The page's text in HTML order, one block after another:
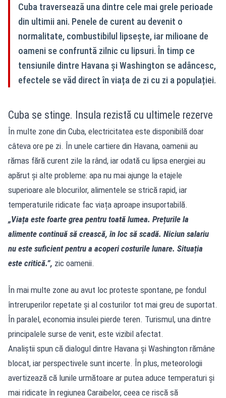
Cuba traversează una dintre cele mai grele perioade
din ultimii ani. Penele de curent au devenit o
normalitate, combustibilul lipsește, iar milioane de
oameni se confruntă zilnic cu lipsuri. În timp ce
tensiunile dintre Havana și Washington se adâncesc,
efectele se văd direct în viața de zi cu zi a populației.
Cuba se stinge. Insula rezistă cu ultimele rezerve
În multe zone din Cuba, electricitatea este disponibilă doar
câteva ore pe zi. În unele cartiere din Havana, oamenii au
rămas fără curent zile la rând, iar odată cu lipsa energiei au
apărut și alte probleme: apa nu mai ajunge la etajele
superioare ale blocurilor, alimentele se strică rapid, iar
temperaturile ridicate fac viața aproape insuportabilă.
„Viața este foarte grea pentru toată lumea. Prețurile la
alimente continuă să crească, în loc să scadă. Niciun salariu
nu este suficient pentru a acoperi costurile lunare. Situația
este critică.”, zic oamenii.
În mai multe zone au avut loc proteste spontane, pe fondul
întreruperilor repetate și al costurilor tot mai greu de suportat.
În paralel, economia insulei pierde teren. Turismul, una dintre
principalele surse de venit, este vizibil afectat.
Analiștii spun că dialogul dintre Havana și Washington rămâne
blocat, iar perspectivele sunt incerte. În plus, meteorologii
avertizează că lunile următoare ar putea aduce temperaturi și
mai ridicate în regiunea Caraibelor, ceea ce riscă să